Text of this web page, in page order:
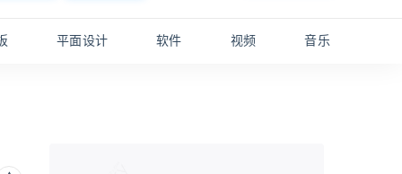
平面设计 软件 视频 音乐